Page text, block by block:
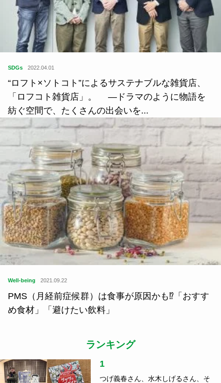
SDGs 2022.04.01
“ロフト×ソトコト”によるサステナブルな雑貨店、
「ロフコト雑貨店」。 ―ドラマのように物語を
紡ぐ空間で、たくさんの出会いを...
Well-being 2021.09.22
PMS（月経前症候群）は食事が原因かも⁉「おすす
め食材」「避けたい飲料」
ランキング
1
つげ義春さん、水木しげるさん、そ